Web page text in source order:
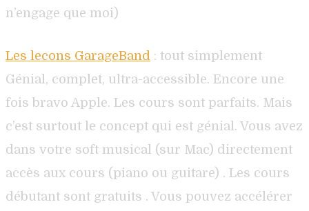
n’engage que moi)
Les lecons GarageBand : tout simplement
Génial, complet, ultra-accessible. Encore une
fois bravo Apple. Les cours sont parfaits. Mais
c’est surtout le concept qui est génial. Vous avez
dans votre soft musical (sur Mac) directement
accès aux cours (piano ou guitare) . Les cours
débutant sont gratuits . Vous pouvez accélérer